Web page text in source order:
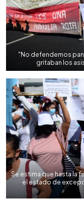
"No defendemos
gritaban los
Se estima que hasta la
el estado de